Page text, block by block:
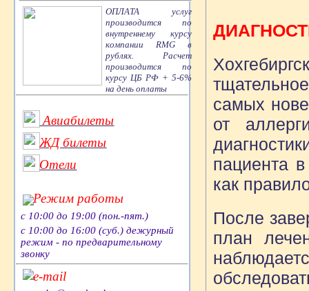
ОПЛАТА услуг
производится по
внутреннему курсу
компании RMG в
рублях. Расчет
производится по
курсу ЦБ РФ + 5-6%
на день оплаты
Авиабилеты
ЖД билеты
Отели
Режим работы
с 10:00 до 19:00 (пон.-пят.)
с 10:00 до 16:00 (суб.) дежурный
режим - по предварительному
звонку
e-mail
самых
от
пациента
как
После
план